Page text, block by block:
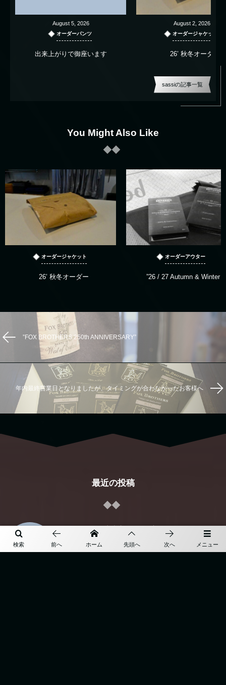
August 5, 2026
オーダーパンツ
出来上がりで御座います
August 2, 2026
オーダージャケット
26’ 秋冬オーダー
sassiの記事一覧
You Might Also Like
オーダージャケット
26’ 秋冬オーダー
オーダーアウター
”26 / 27 Autumn & Winter “
”FOX BROTHERS 250th ANNIVERSARY”
年内最終営業日となりましたが、タイミングが合わなかったお客様へ
メニュー
検索 前へ ホーム 先頭へ 次へ
最近の投稿
出来上がりで御座います